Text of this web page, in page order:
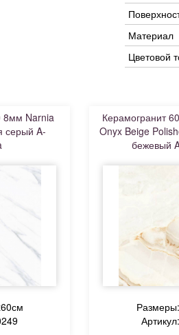
Материал
Цветовой
8мм Narnia
серый A-
Керамогранит
Onyx Beige
бежевый